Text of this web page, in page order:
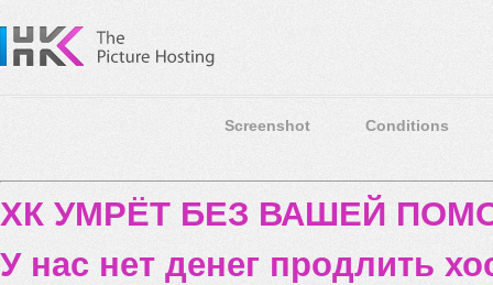
Screenshot Conditions
ХК УМРЁТ БЕЗ ВАШЕЙ
У нас нет денег продлить